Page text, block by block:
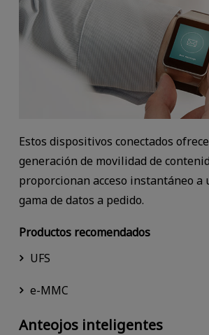
Estos dispositivos conectados
generación de movilidad de
proporcionan acceso instantáneo a
gama de datos a pedido.
Productos recomendados
UFS
e-MMC
Anteojos inteligentes